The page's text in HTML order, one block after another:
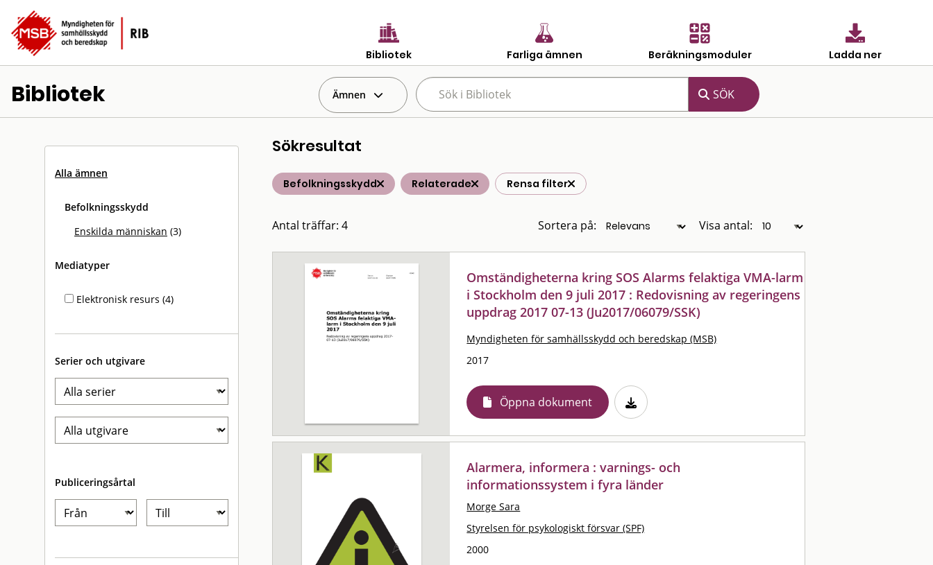
Bibliotek Farliga ämnen Beräkningsmoduler Ladda ner
Bibliotek Ämnen
Alla ämnen
Befolkningsskydd
Enskilda människan (3)
Mediatyper
Elektronisk resurs (4)
Serier och utgivare
Publiceringsårtal
Sökresultat
Befolkningsskydd Relaterade Rensa filter
Antal träffar: 4 Sortera på: Visa antal:
Omständigheterna kring SOS Alarms felaktiga VMA-larm
i Stockholm den 9 juli 2017 : Redovisning av regeringens
uppdrag 2017 07-13 (Ju2017/06079/SSK)
Myndigheten för samhällsskydd och beredskap (MSB)
2017
Öppna dokument
Alarmera, informera : varnings- och
informationssystem i fyra länder
Morge Sara
Styrelsen för psykologiskt försvar (SPF)
2000